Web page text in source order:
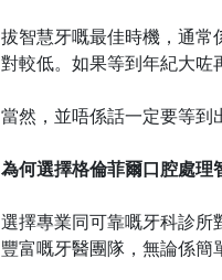
拔智慧牙嘅最佳時機，通常
對較低。如果等到年紀大咗
當然，並唔係話一定要等到
為何選擇格倫菲爾口腔處理
選擇專業同可靠嘅牙科診所
豐富嘅牙醫團隊，無論係簡